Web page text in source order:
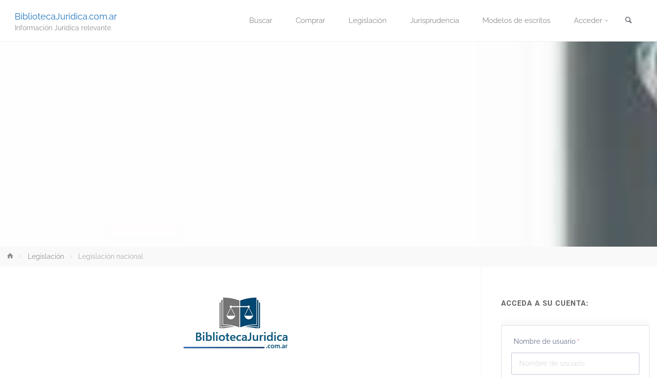
BibliotecaJuridica.com.ar
Información Jurídica relevante.
Buscar Comprar Legislación Jurisprudencia Modelos de escritos Acceder
Inicio Legislación Legislación nacional
ACCEDA A SU CUENTA:
Nombre de usuario *